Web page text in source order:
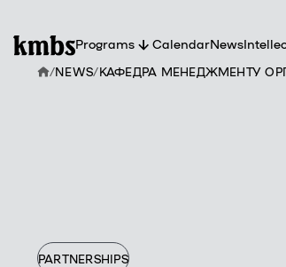
Programs CalendarNews
PARTNERSHIPS
/NEWS/КАФЕДРА МЕНЕДЖМЕНТУ